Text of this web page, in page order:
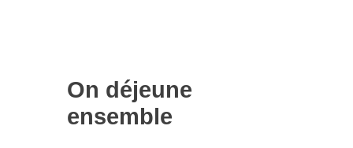
On déjeune
ensemble